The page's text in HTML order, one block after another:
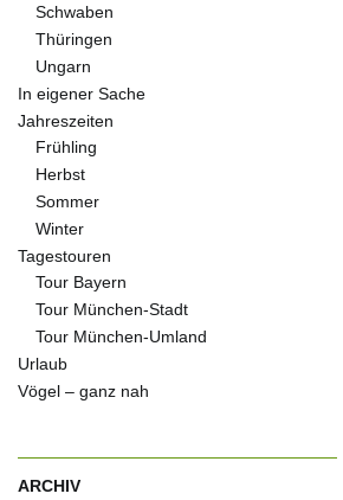
Schwaben
Thüringen
Ungarn
In eigener Sache
Jahreszeiten
Frühling
Herbst
Sommer
Winter
Tagestouren
Tour Bayern
Tour München-Stadt
Tour München-Umland
Urlaub
Vögel – ganz nah
ARCHIV